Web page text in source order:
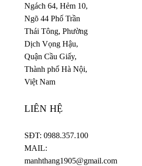
Ngách 64, Hẻm 10,
Ngõ 44 Phố Trần
Thái Tông, Phường
Dịch Vọng Hậu,
Quận Cầu Giấy,
Thành phố Hà Nội,
Việt Nam
LIÊN HỆ
SĐT: 0988.357.100
MAIL:
manhthang1905@gmail.com